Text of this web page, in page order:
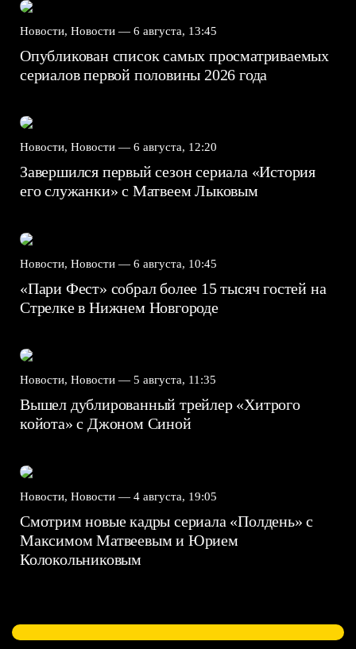
Новости, Новости — 6 августа, 13:45
Опубликован список самых просматриваемых
сериалов первой половины 2026 года
Новости, Новости — 6 августа, 12:20
Завершился первый сезон сериала «История
его служанки» с Матвеем Лыковым
Новости, Новости — 6 августа, 10:45
«Пари Фест» собрал более 15 тысяч гостей на
Стрелке в Нижнем Новгороде
Новости, Новости — 5 августа, 11:35
Вышел дублированный трейлер «Хитрого
койота» с Джоном Синой
Новости, Новости — 4 августа, 19:05
Смотрим новые кадры сериала «Полдень» с
Максимом Матвеевым и Юрием
Колокольниковым